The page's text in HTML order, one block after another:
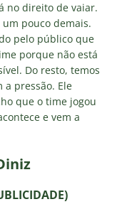
no direito de vaiar.
pouco demais.
pelo público que
porque não está
Do resto, temos
a pressão. Ele
que o time jogou
e vem a